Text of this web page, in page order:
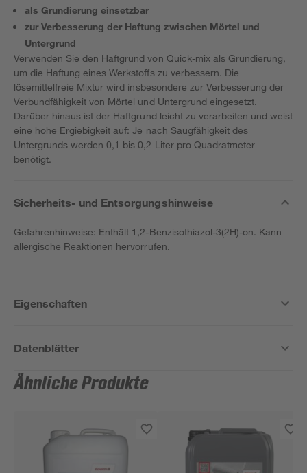
als Grundierung einsetzbar
zur Verbesserung der Haftung zwischen Mörtel und
Untergrund
Verwenden Sie den Haftgrund von Quick-mix als Grundierung,
um die Haftung eines Werkstoffs zu verbessern. Die
lösemittelfreie Mixtur wird insbesondere zur Verbesserung der
Verbundfähigkeit von Mörtel und Untergrund eingesetzt.
Darüber hinaus ist der Haftgrund leicht zu verarbeiten und weist
eine hohe Ergiebigkeit auf: Je nach Saugfähigkeit des
Untergrunds werden 0,1 bis 0,2 Liter pro Quadratmeter
benötigt.
Sicherheits- und Entsorgungshinweise
Gefahrenhinweise: Enthält 1,2-Benzisothiazol-3(2H)-on. Kann
allergische Reaktionen hervorrufen.
Eigenschaften
Datenblätter
Ähnliche Produkte